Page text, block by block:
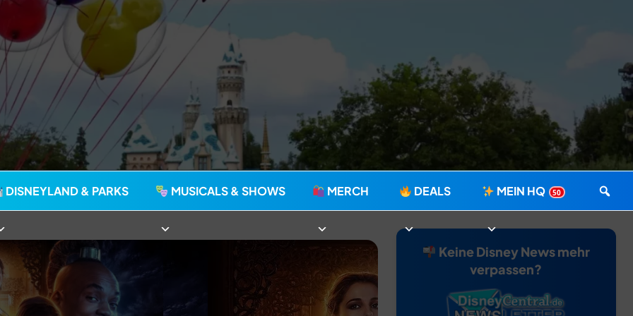
seit 2006
DISNEYLAND & PARKS MUSICALS & SHOWS MERCH DEALS MEIN HQ 50
Keine Disney News mehr
verpassen?